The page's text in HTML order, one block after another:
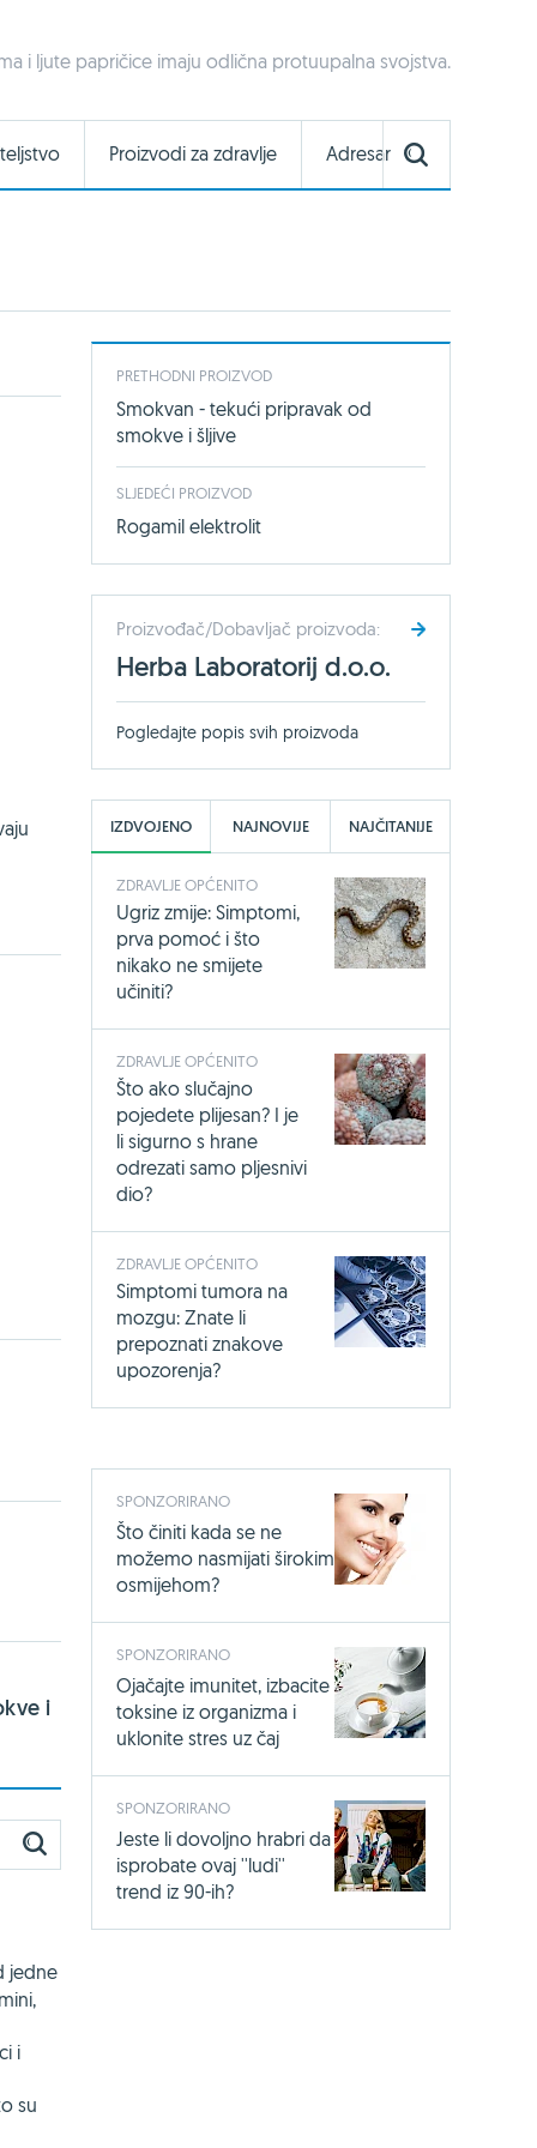
i ljute papričice imaju odlična protuupalna svojstva.
Proizvodi za zdravlje Adresar
i
jedne
i
su
PRETHODNI PROIZVOD
Smokvan - tekući pripravak od
smokve i šljive
SLJEDEĆI PROIZVOD
Rogamil elektrolit
Proizvođač/Dobavljač proizvoda:
Herba Laboratorij d.o.o.
Pogledajte popis svih proizvoda
IZDVOJENO NAJNOVIJE NAJČITANIJE
ZDRAVLJE OPĆENITO
Ugriz zmije: Simptomi,
prva pomoć i što
nikako ne smijete
učiniti?
ZDRAVLJE OPĆENITO
Što ako slučajno
pojedete plijesan? I je
li sigurno s hrane
odrezati samo pljesnivi
dio?
ZDRAVLJE OPĆENITO
Simptomi tumora na
mozgu: Znate li
prepoznati znakove
upozorenja?
SPONZORIRANO
Što činiti kada se ne
možemo nasmijati širokim
osmijehom?
SPONZORIRANO
Ojačajte imunitet, izbacite
toksine iz organizma i
uklonite stres uz čaj
SPONZORIRANO
Jeste li dovoljno hrabri da
isprobate ovaj ''ludi''
trend iz 90-ih?